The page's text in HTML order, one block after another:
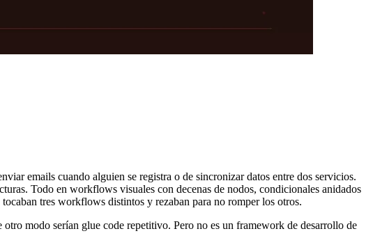
emails cuando alguien se registra o de sincronizar datos entre dos servicios.
Todo en workflows visuales con decenas de nodos, condicionales anidados
tres workflows distintos y rezaban para no romper los otros.
modo serían glue code repetitivo. Pero no es un framework de desarrollo de